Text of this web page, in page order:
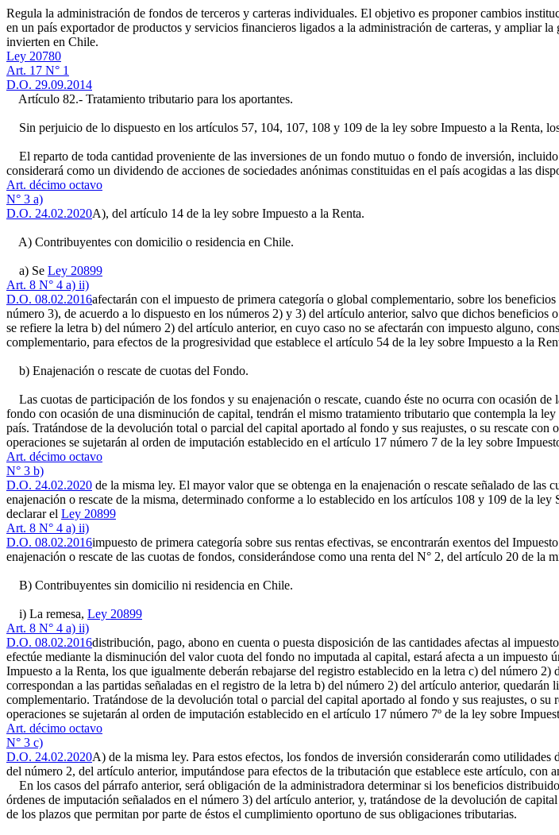
Regula la administración de fondos de terceros y carteras individuales. El objetivo es proponer cambios
en un país exportador de productos y servicios financieros ligados a la administración de carteras, y ampliar
invierten en Chile.
Ley 20780
Art. 17 N° 1
D.O. 29.09.2014
Artículo 82.- Tratamiento tributario para los aportantes.
Sin perjuicio de lo dispuesto en los artículos 57, 104, 107, 108 y 109 de la ley sobre Impuesto a la Renta,
El reparto de toda cantidad proveniente de las inversiones de un fondo mutuo o fondo de inversión,
considerará como un dividendo de acciones de sociedades anónimas constituidas en el país acogidas a las
Art. décimo octavo
N° 3 a)
D.O. 24.02.2020A), del artículo 14 de la ley sobre Impuesto a la Renta.
A) Contribuyentes con domicilio o residencia en Chile.
a) Se Ley 20899
Art. 8 N° 4 a) ii)
D.O. 08.02.2016afectarán con el impuesto de primera categoría o global complementario, sobre los
número 3), de acuerdo a lo dispuesto en los números 2) y 3) del artículo anterior, salvo que dichos
se refiere la letra b) del número 2) del artículo anterior, en cuyo caso no se afectarán con impuesto alguno,
complementario, para efectos de la progresividad que establece el artículo 54 de la ley sobre Impuesto a la
b) Enajenación o rescate de cuotas del Fondo.
Las cuotas de participación de los fondos y su enajenación o rescate, cuando éste no ocurra con ocasión
fondo con ocasión de una disminución de capital, tendrán el mismo tratamiento tributario que contempla la
país. Tratándose de la devolución total o parcial del capital aportado al fondo y sus reajustes, o su rescate
operaciones se sujetarán al orden de imputación establecido en el artículo 17 número 7 de la ley sobre
Art. décimo octavo
N° 3 b)
D.O. 24.02.2020 de la misma ley. El mayor valor que se obtenga en la enajenación o rescate señalado de
enajenación o rescate de la misma, determinado conforme a lo establecido en los artículos 108 y 109 de la
declarar el Ley 20899
Art. 8 N° 4 a) ii)
D.O. 08.02.2016impuesto de primera categoría sobre sus rentas efectivas, se encontrarán exentos del
enajenación o rescate de las cuotas de fondos, considerándose como una renta del N° 2, del artículo 20 de la
B) Contribuyentes sin domicilio ni residencia en Chile.
i) La remesa, Ley 20899
Art. 8 N° 4 a) ii)
D.O. 08.02.2016distribución, pago, abono en cuenta o puesta disposición de las cantidades afectas al
efectúe mediante la disminución del valor cuota del fondo no imputada al capital, estará afecta a un
Impuesto a la Renta, los que igualmente deberán rebajarse del registro establecido en la letra c) del número
correspondan a las partidas señaladas en el registro de la letra b) del número 2) del artículo anterior,
complementario. Tratándose de la devolución total o parcial del capital aportado al fondo y sus reajustes, o
operaciones se sujetarán al orden de imputación establecido en el artículo 17 número 7º de la ley sobre
Art. décimo octavo
N° 3 c)
D.O. 24.02.2020A) de la misma ley. Para estos efectos, los fondos de inversión considerarán como
del número 2, del artículo anterior, imputándose para efectos de la tributación que establece este artículo, con
En los casos del párrafo anterior, será obligación de la administradora determinar si los beneficios
órdenes de imputación señalados en el número 3) del artículo anterior, y, tratándose de la devolución de
de los plazos que permitan por parte de éstos el cumplimiento oportuno de sus obligaciones tributarias.